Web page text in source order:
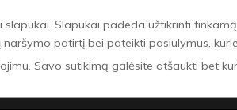
Slapukai padeda užtikrinti
patirtį bei pateikti pasiūlymus,
Savo sutikimą galėsite atšaukti bet